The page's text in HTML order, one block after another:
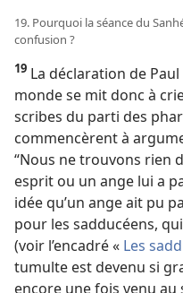
19. Pourquoi la séance du
confusion ?
19 La déclaration de
monde se mit donc à
scribes du parti des
commencèrent à
“Nous ne trouvons rien
esprit ou un ange lui a
idée qu’un ange ait pu
pour les sadducéens,
(voir l’encadré « Les
tumulte est devenu si
encore une fois venu au